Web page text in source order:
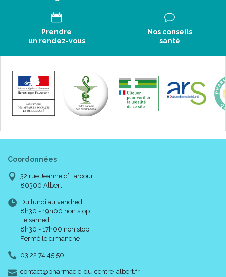
Prendre
un rendez-vous
Nos conseils
santé
Coordonnées
32 rue Jeanne d’Harcourt
80300 Albert
Du lundi au vendredi
8h30 - 19h00 non stop
Le samedi
8h30 - 17h00 non stop
Fermé le dimanche
03 22 74 45 50
contact-
@-
pharmacie-du-centre-albert.fr